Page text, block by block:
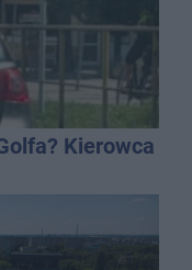
Kierowca